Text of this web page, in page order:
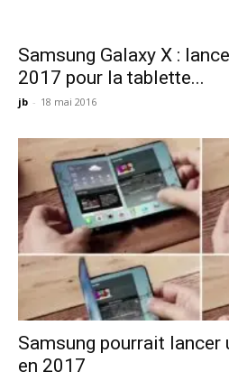
Samsung Galaxy X :
2017 pour la tablette...
jb - 18 mai 2016
Samsung pourrait
en 2017